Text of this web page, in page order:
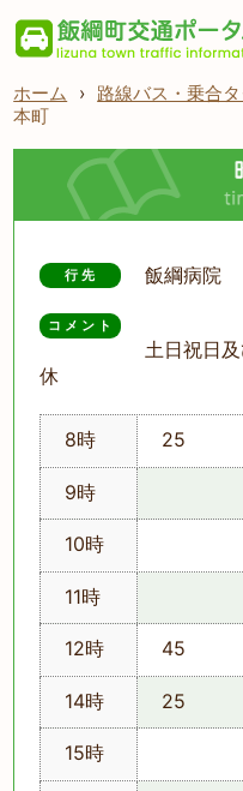
ホーム › 路線バス・乗合
本町
行先 飯綱病院
コメント
土日祝日
休
8時 25
9時
10時
11時
12時 45
14時 25
15時